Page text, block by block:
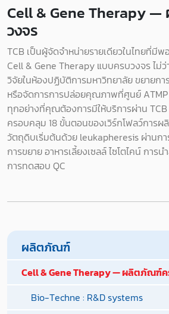
Cell & Gene Therapy
วงจร
TCB เป็นผู้จัดจำหน่ายรายเดียวในไทยที่มี
Cell & Gene Therapy แบบครบวงจร ไม่
วิจัยในห้องปฏิบัติการมหาวิทยาลัย ขยายกา
หรือจัดการการปล่อยคุณภาพที่ศูนย์
ทุกอย่างที่คุณต้องการมีให้บริการผ่าน TCB
ครอบคลุม 18 ขั้นตอนของเวิร์กโฟลว์การผ
วัตถุดิบเริ่มต้นด้วย leukapheresis ผ่านกา
การขยาย อาหารเลี้ยงเซลล์ ไซโตไคน์ การ
การทดสอบ QC
ผลิตภัณฑ์
Cell & Gene Therapy — ผลิตภัณฑ์ค
Bio-Techne : R&D systems